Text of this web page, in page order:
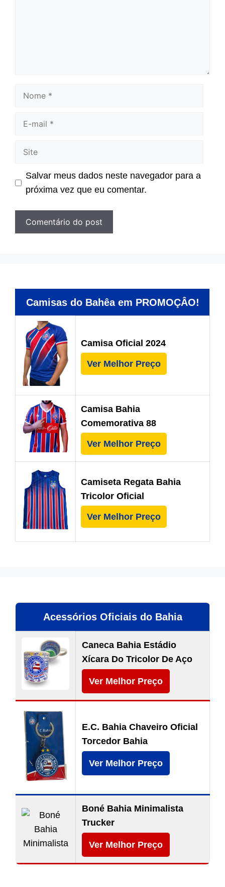
Nome
Site
Salvar meus dados neste navegador para a
próxima vez que eu comentar.
Camisas do Bahêa em PROMOÇÂO!
Camisa Oficial 2024
Ver Melhor Preço
Camisa Bahia
Comemorativa 88
Ver Melhor Preço
Camiseta Regata Bahia
Tricolor Oficial
Ver Melhor Preço
Acessórios Oficiais do Bahia
Caneca Bahia Estádio
Xícara Do Tricolor De Aço
Ver Melhor Preço
E.C. Bahia Chaveiro Oficial
Torcedor Bahia
Ver Melhor Preço
Boné Bahia Minimalista
Trucker
Ver Melhor Preço